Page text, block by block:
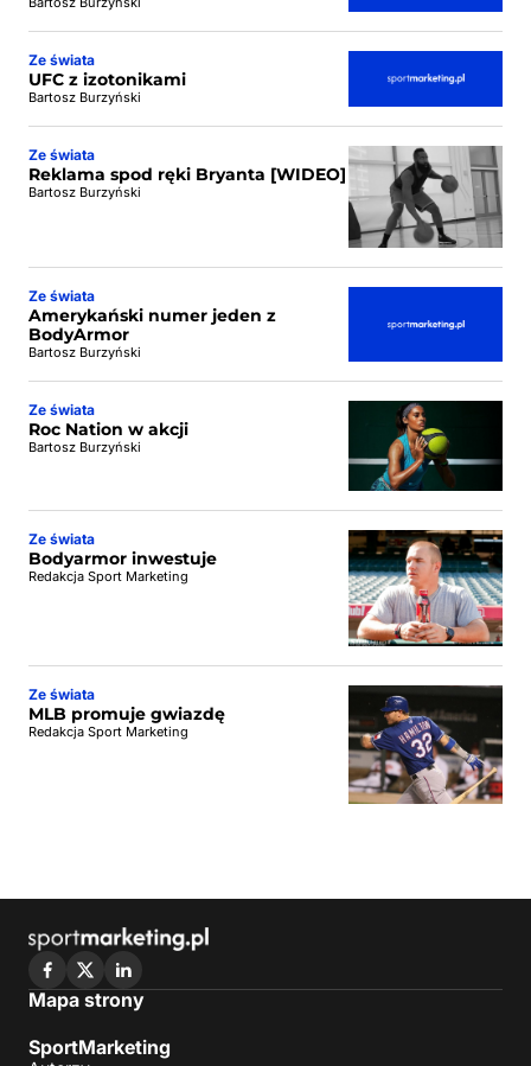
Ze świata
UFC z izotonikami
Bartosz Burzyński
Ze świata
Reklama spod ręki Bryanta [WIDEO]
Bartosz Burzyński
Ze świata
Amerykański numer jeden z
BodyArmor
Bartosz Burzyński
Ze świata
Roc Nation w akcji
Bartosz Burzyński
Ze świata
Bodyarmor inwestuje
Redakcja Sport Marketing
Ze świata
MLB promuje gwiazdę
Redakcja Sport Marketing
Mapa strony
SportMarketing